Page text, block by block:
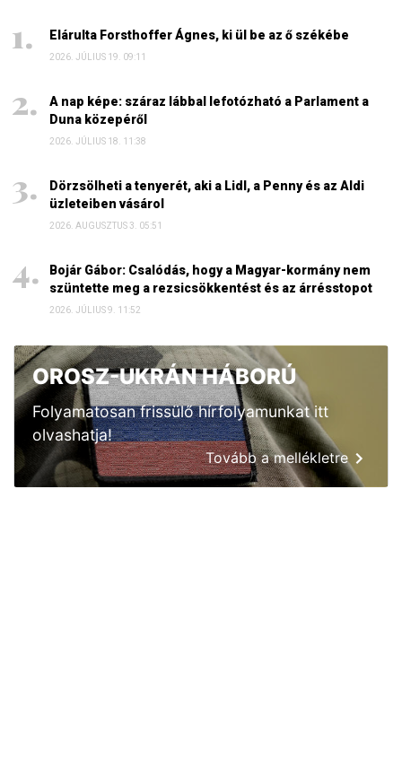
Elárulta Forsthoffer Ágnes, ki ül be az ő székébe
2026. JÚLIUS 19. 09:11
A nap képe: száraz lábbal lefotózható a Parlament a
Duna közepéről
2026. JÚLIUS 18. 11:38
Dörzsölheti a tenyerét, aki a Lidl, a Penny és az Aldi
üzleteiben vásárol
2026. AUGUSZTUS 3. 05:51
Bojár Gábor: Csalódás, hogy a Magyar-kormány nem
szüntette meg a rezsicsökkentést és az árrésstopot
2026. JÚLIUS 9. 11:52
OROSZ-UKRÁN HÁBORÚ
Folyamatosan frissülő hírfolyamunkat itt
olvashatja!
Tovább a mellékletre